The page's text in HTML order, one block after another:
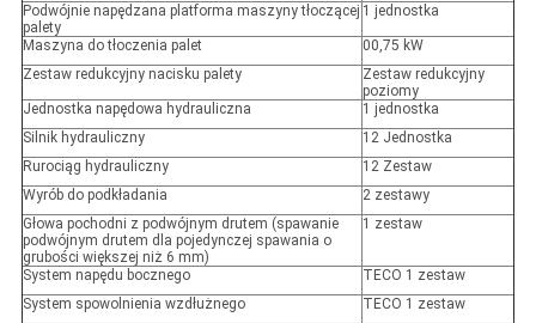
Podwójnie napędzana platforma maszyny tłoczącej
palety
1 jednostka
Maszyna do tłoczenia palet
00,75 kW
Zestaw redukcyjny nacisku palety
Zestaw redukcyjny
poziomy
Jednostka napędowa hydrauliczna
1 jednostka
Silnik hydrauliczny
12 Jednostka
Rurociąg hydrauliczny
12 Zestaw
Wyrób do podkładania
2 zestawy
Głowa pochodni z podwójnym drutem (spawanie
podwójnym drutem dla pojedynczej spawania o
grubości większej niż 6 mm)
1 zestaw
System napędu bocznego
TECO 1 zestaw
System spowolnienia wzdłużnego
TECO 1 zestaw